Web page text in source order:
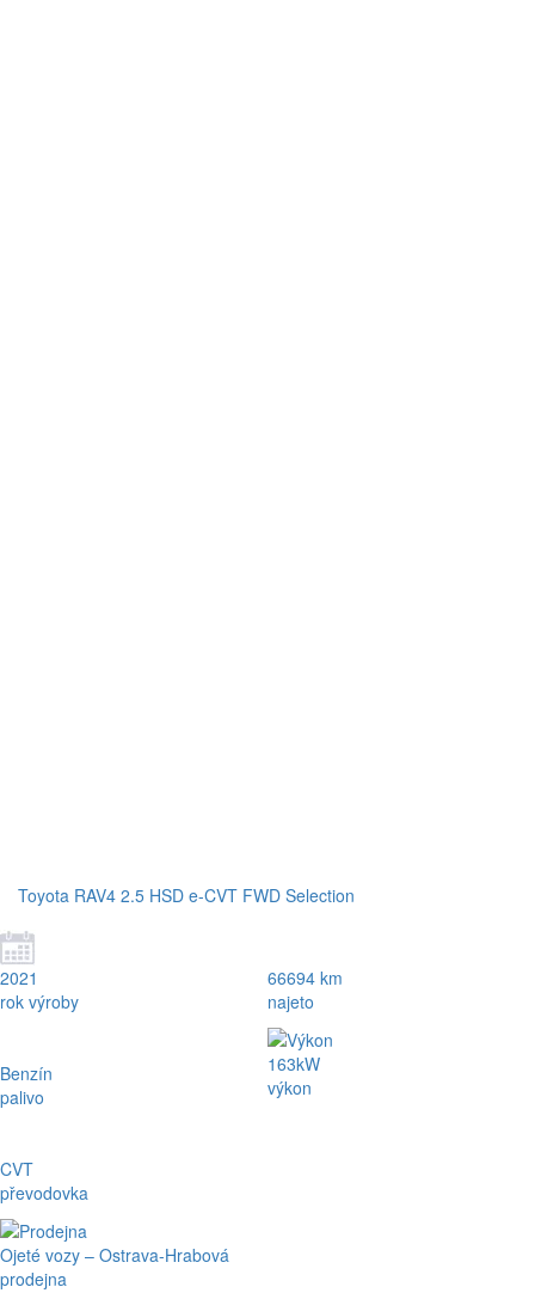
Toyota RAV4 2.5 HSD e-CVT FWD Selection
2021
rok výroby
Benzín
palivo
CVT
převodovka
Ojeté vozy – Ostrava-Hrabová
prodejna
66694 km
najeto
163kW
výkon